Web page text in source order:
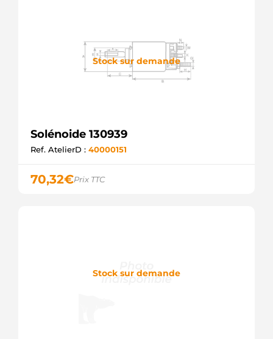
Stock sur demande
Solénoide 130939
Ref. AtelierD : 40000151
70,32€Prix TTC
Stock sur demande